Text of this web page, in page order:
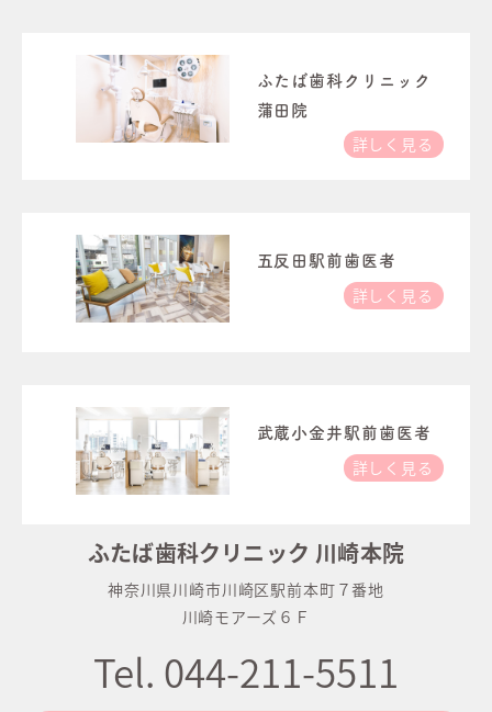
ふたば歯科クリニック
蒲田院
詳しく見る
五反田駅前歯医者
詳しく見る
武蔵小金井駅前歯医者
詳しく見る
ふたば歯科クリニック 川崎本院
神奈川県川崎市川崎区駅前本町７番地
川崎モアーズ６Ｆ
Tel. 044-211-5511